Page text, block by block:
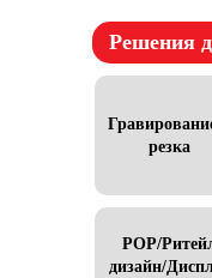
Решения
резка
POP/
дизайн/